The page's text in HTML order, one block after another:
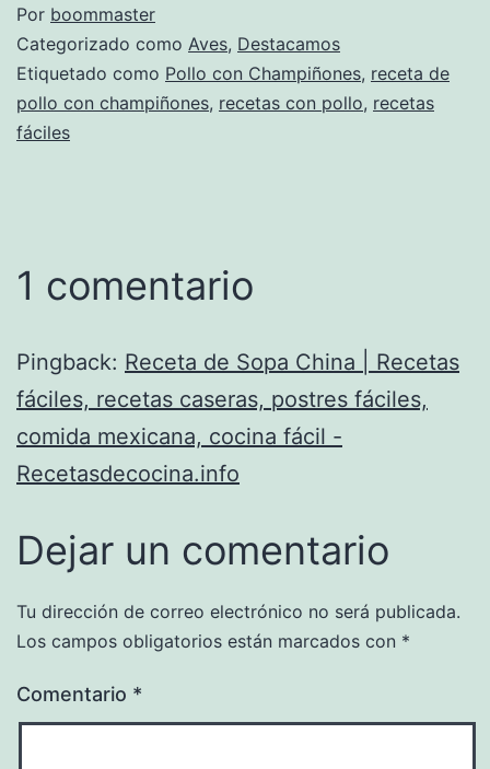
Por boommaster
Categorizado como Aves, Destacamos
Etiquetado como Pollo con Champiñones, receta de
pollo con champiñones, recetas con pollo, recetas
fáciles
1 comentario
Pingback: Receta de Sopa China | Recetas
fáciles, recetas caseras, postres fáciles,
comida mexicana, cocina fácil -
Recetasdecocina.info
Dejar un comentario
Tu dirección de correo electrónico no será publicada.
Los campos obligatorios están marcados con *
Comentario *